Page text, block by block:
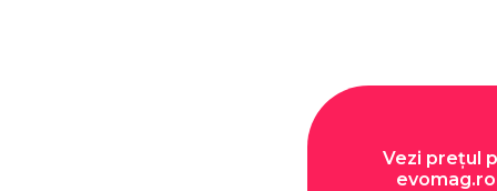
Vezi prețul
evomag.ro